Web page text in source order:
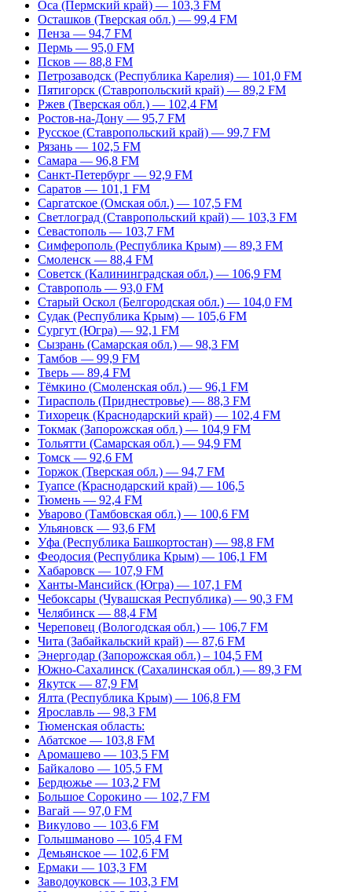
Оса (Пермский край) — 103,3 FM
Осташков (Тверская обл.) — 99,4 FM
Пенза — 94,7 FM
Пермь — 95,0 FM
Псков — 88,8 FM
Петрозаводск (Республика Карелия) — 101,0 FM
Пятигорск (Ставропольский край) — 89,2 FM
Ржев (Тверская обл.) — 102,4 FM
Ростов-на-Дону — 95,7 FM
Русское (Ставропольский край) — 99,7 FM
Рязань — 102,5 FM
Самара — 96,8 FM
Санкт-Петербург — 92,9 FM
Саратов — 101,1 FM
Саргатское (Омская обл.) — 107,5 FM
Светлоград (Ставропольский край) — 103,3 FM
Севастополь — 103,7 FM
Симферополь (Республика Крым) — 89,3 FM
Смоленск — 88,4 FM
Советск (Калининградская обл.) — 106,9 FM
Ставрополь — 93,0 FM
Старый Оскол (Белгородская обл.) — 104,0 FM
Судак (Республика Крым) — 105,6 FM
Сургут (Югра) — 92,1 FM
Сызрань (Самарская обл.) — 98,3 FM
Тамбов — 99,9 FM
Тверь — 89,4 FM
Тёмкино (Смоленская обл.) — 96,1 FM
Тирасполь (Приднестровье) — 88,3 FM
Тихорецк (Краснодарский край) — 102,4 FM
Токмак (Запорожская обл.) — 104,9 FM
Тольятти (Самарская обл.) — 94,9 FM
Томск — 92,6 FM
Торжок (Тверская обл.) — 94,7 FM
Туапсе (Краснодарский край) — 106,5
Тюмень — 92,4 FM
Уварово (Тамбовская обл.) — 100,6 FM
Ульяновск — 93,6 FM
Уфа (Республика Башкортостан) — 98,8 FM
Феодосия (Республика Крым) — 106,1 FM
Хабаровск — 107,9 FM
Ханты-Мансийск (Югра) — 107,1 FM
Чебоксары (Чувашская Республика) — 90,3 FM
Челябинск — 88,4 FM
Череповец (Вологодская обл.) — 106,7 FM
Чита (Забайкальский край) — 87,6 FM
Энергодар (Запорожская обл.) – 104,5 FM
Южно-Сахалинск (Сахалинская обл.) — 89,3 FM
Якутск — 87,9 FM
Ялта (Республика Крым) — 106,8 FM
Ярославль — 98,3 FM
Тюменская область:
Абатское — 103,8 FM
Аромашево — 103,5 FM
Байкалово — 105,5 FM
Бердюжье — 103,2 FM
Большое Сорокино — 102,7 FM
Вагай — 97,0 FM
Викулово — 103,6 FM
Голышманово — 105,4 FM
Демьянское — 102,6 FM
Ермаки — 103,3 FM
Заводоуковск — 103,3 FM